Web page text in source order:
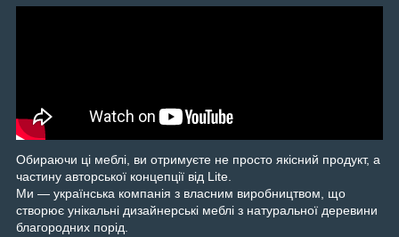
Обираючи ці меблі, ви отримуєте не просто якісний продукт, а
частину авторської концепції від Lite.
Ми — українська компанія з власним виробництвом, що
створює унікальні дизайнерські меблі з натуральної деревини
благородних порід.